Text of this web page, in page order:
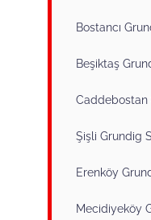
Bostancı
Beşiktaş
Caddebostan
Şişli Grundig
Erenköy
Mecidiyeköy